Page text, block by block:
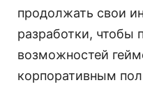
продолжать свои
разработки, чтобы
возможностей
корпоративным